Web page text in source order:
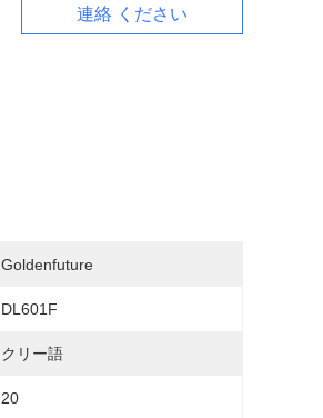
連絡 ください
Goldenfuture
DL601F
クリー語
20